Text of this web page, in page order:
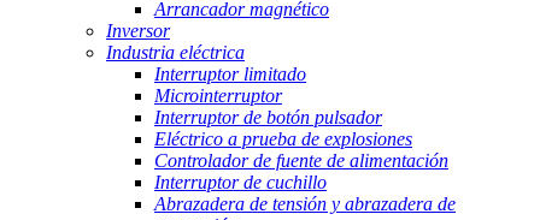
Arrancador magnético
Inversor
Industria eléctrica
Interruptor limitado
Microinterruptor
Interruptor de botón pulsador
Eléctrico a prueba de explosiones
Controlador de fuente de alimentación
Interruptor de cuchillo
Abrazadera de tensión y abrazadera de